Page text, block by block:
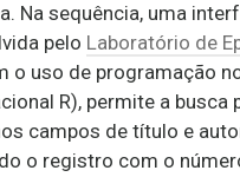
Na sequência, uma
pelo Laboratório de
o uso de programação
R), permite a busca
campos de título e
o registro com o